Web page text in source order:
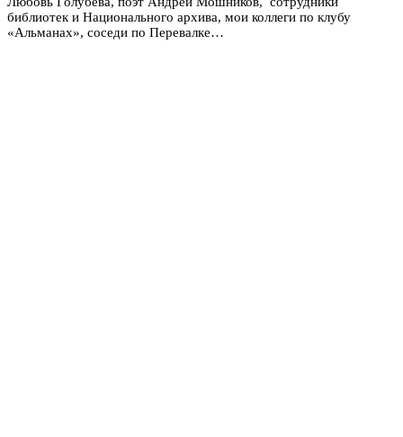
библиотек и Национального архива, мои коллеги по клубу
«Альманах», соседи по Перевалке…